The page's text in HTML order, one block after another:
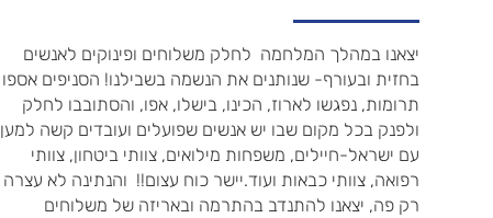
יצאנו במהלך המלחמה לחלק משלוחים ופינוקים לאנשים
בחזית ובעורף- שנותנים את הנשמה בשבילנו! הסניפים אספו
תרומות, נפגשו לארוז, הכינו, בישלו, אפו, והסתובבו לחלק
ולפנק בכל מקום שבו יש אנשים שפועלים ועובדים קשה למען
עם ישראל-חיילים, משפחות מילואים, צוותי ביטחון, צוותי
רפואה, צוותי כבאות ועוד.יישר כוח עצום!! והנתינה לא עצרה
רק פה, יצאנו להתנדב בהתרמה ובאריזה של משלוחים